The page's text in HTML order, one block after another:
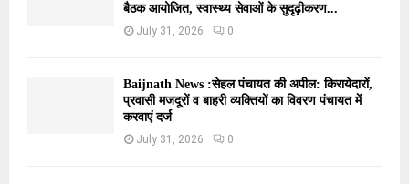
बैठक आयोजित, स्वास्थ्य सेवाओं के सुदृढ़ीकरण...
July 31, 2026 0
Baijnath News :सेहल पंचायत की अपील: किरायेदारों,
प्रवासी मजदूरों व बाहरी व्यक्तियों का विवरण पंचायत में
करवाएं दर्ज
July 31, 2026 0